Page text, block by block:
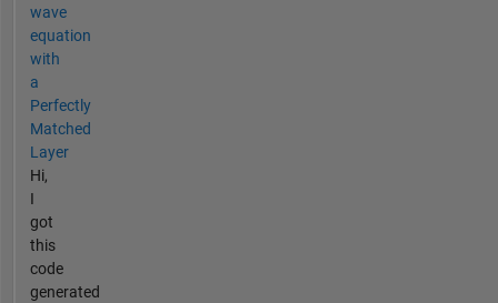
wave
equation
with
a
Perfectly
Matched
Layer
Hi,
I
got
this
code
generated